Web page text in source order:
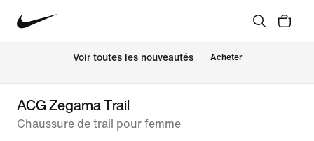
Voir toutes les nouveautés Acheter
ACG Zegama Trail
Chaussure de trail pour femme